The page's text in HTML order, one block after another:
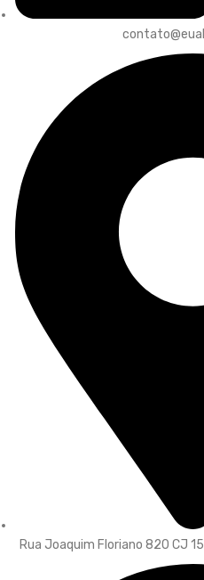
Rua Joaquim Floriano 820 CJ